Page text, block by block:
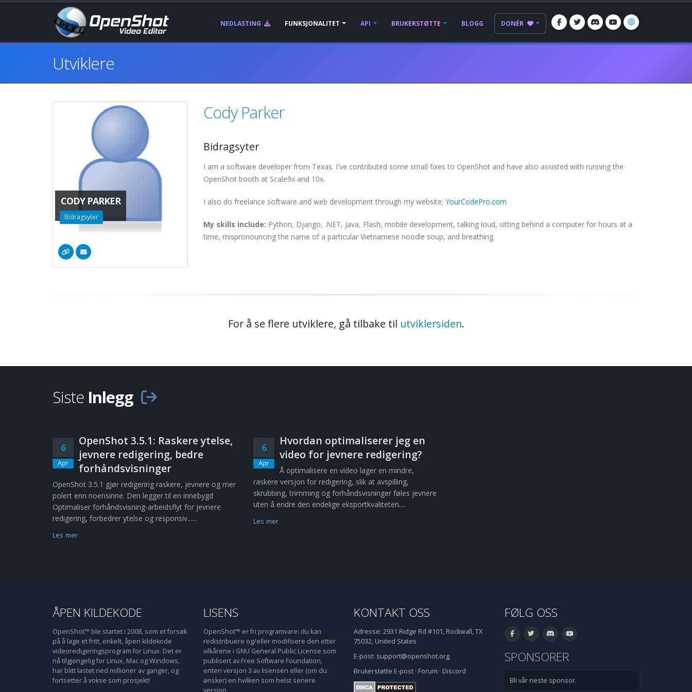
NEDLASTING FUNKSJONALITET API BRUKERSTØTTE BLOGG DONÉR
Utviklere
CODY PARKER
Bidragsyter
Cody Parker
Bidragsyter
I am a software developer from Texas. I've contributed some small fixes to OpenShot and have also assisted with running the
OpenShot booth at Scale9x and 10x.
I also do freelance software and web development through my website: YourCodePro.com
My skills include: Python, Django, .NET, Java, Flash, mobile development, talking loud, sitting behind a computer for hours at a
time, mispronouncing the name of a particular Vietnamese noodle soup, and breathing.
For å se flere utviklere, gå tilbake til utviklersiden.
Siste Inlegg
6
Apr
OpenShot 3.5.1: Raskere ytelse,
jevnere redigering, bedre
forhåndsvisninger
OpenShot 3.5.1 gjør redigering raskere, jevnere og mer
polert enn noensinne. Den legger til en innebygd
Optimaliser forhåndsvisning-arbeidsflyt for jevnere
redigering, forbedrer ytelse og responsiv......
Les mer
6
Apr
Hvordan optimaliserer jeg en
video for jevnere redigering?
Å optimalisere en video lager en mindre,
raskere versjon for redigering, slik at avspilling,
skrubbing, trimming og forhåndsvisninger føles jevnere
uten å endre den endelige eksportkvaliteten....
Les mer
ÅPEN KILDEKODE
OpenShot™ ble startet i 2008, som et forsøk
på å lage et fritt, enkelt, åpen kildekode
videoredigeringsprogram for Linux. Det er
nå tilgjengelig for Linux, Mac og Windows,
har blitt lastet ned millioner av ganger, og
fortsetter å vokse som prosjekt!
LISENS
OpenShot™ er fri programvare: du kan
redistribuere og/eller modifisere den etter
vilkårene i GNU General Public License som
publisert av Free Software Foundation,
enten versjon 3 av lisensen eller (om du
ønsker) en hvilken som helst senere
versjon.
KONTAKT OSS
Adresse: 2931 Ridge Rd #101, Rockwall, TX
75032, United States
E-post: support@openshot.org
Brukerstøtte E-post · Forum · Discord
FØLG OSS
SPONSORER
Bli vår neste sponsor.